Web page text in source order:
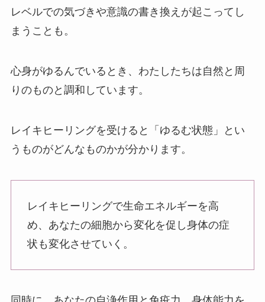
レベルでの気づきや意識の書き換えが起こってし
まうことも。
心身がゆるんでいるとき、わたしたちは自然と周
りのものと調和しています。
レイキヒーリングを受けると「ゆるむ状態」とい
うものがどんなものかが分かります。
レイキヒーリングで生命エネルギーを高
め、あなたの細胞から変化を促し身体の症
状も変化させていく。